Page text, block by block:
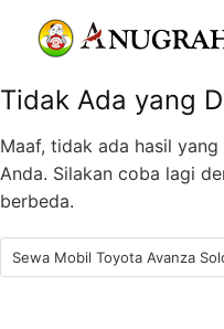
Tidak Ada yang
Maaf, tidak ada hasil
Anda. Silakan coba lagi
berbeda.